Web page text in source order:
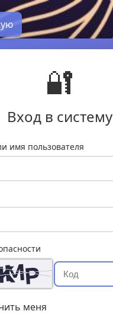
🔐
Вход в систему
имя пользователя
меня